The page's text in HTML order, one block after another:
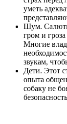
уметь
Шум.
гром и
Многие
звукам,
Дети. Этот
опыта
собаку не